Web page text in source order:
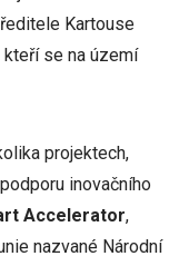
Kartouse
se na území
projektech,
inovačního
Accelerator,
nazvané Národní